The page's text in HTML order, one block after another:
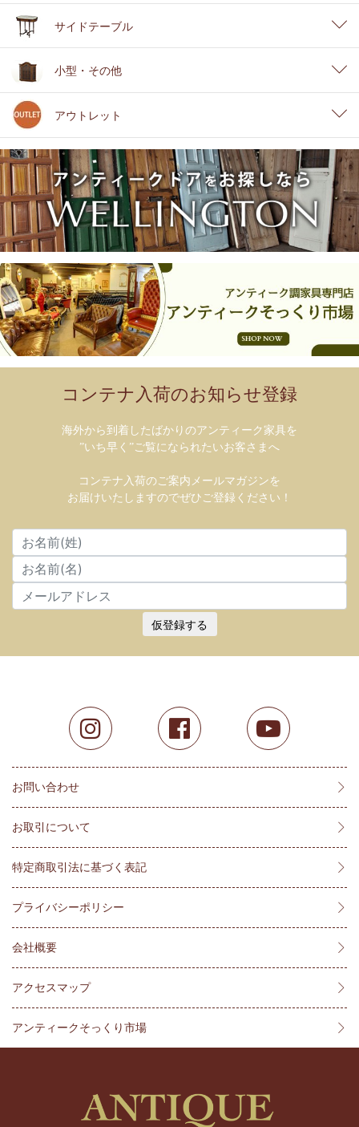
サイドテーブル
小型・その他
アウトレット
コンテナ入荷のお知らせ登録
海外から到着したばかりのアンティーク家具を
”いち早く”ご覧になられたいお客さまへ
コンテナ入荷のご案内メールマガジンを
お届けいたしますのでぜひご登録ください！
仮登録する
お問い合わせ
お取引について
特定商取引法に基づく表記
プライバシーポリシー
会社概要
アクセスマップ
アンティークそっくり市場